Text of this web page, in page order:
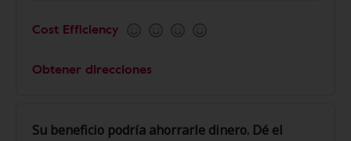
Cost Efficiency
Obtener direcciones
Su beneficio podría ahorrarle dinero. Dé el